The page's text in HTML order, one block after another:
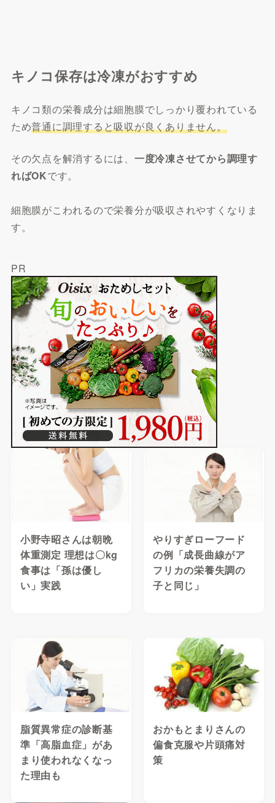
キノコ保存は冷凍がおすすめ
キノコ類の栄養成分は細胞膜でしっかり覆われている
ため普通に調理すると吸収が良くありません。
その欠点を解消するには、 一度冷凍させてから調理す
ればOKです。
細胞膜がこわれるので栄養分が吸収されやすくなりま
す。
PR
小野寺昭さんは朝晩
体重測定 理想は〇kg
食事は「孫は優し
い」実践
やりすぎローフード
の例「成長曲線がア
フリカの栄養失調の
子と同じ」
脂質異常症の診断基
準「高脂血症」があ
まり使われなくなっ
た理由も
おかもとまりさんの
偏食克服や片頭痛対
策